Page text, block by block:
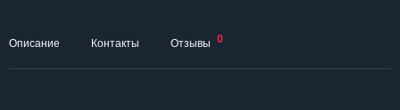
Описание Контакты Отзывы 0